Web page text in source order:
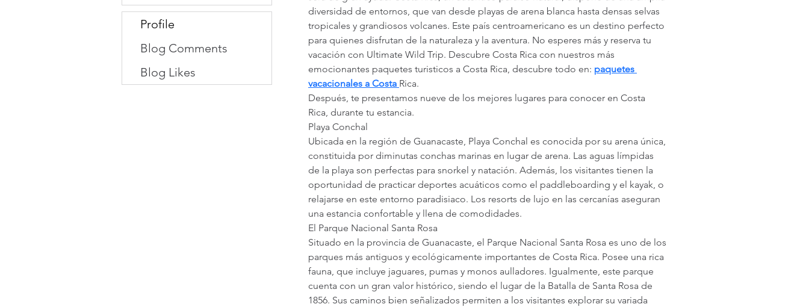
diversidad de entornos, que van desde playas de arena blanca hasta densas selvas
tropicales y grandiosos volcanes. Este país centroamericano es un destino perfecto
para quienes disfrutan de la naturaleza y la aventura. No esperes más y reserva tu
vacación con Ultimate Wild Trip. Descubre Costa Rica con nuestros más
emocionantes paquetes turisticos a Costa Rica, descubre todo en: paquetes
vacacionales a Costa Rica.
Después, te presentamos nueve de los mejores lugares para conocer en Costa
Rica, durante tu estancia.
Playa Conchal
Ubicada en la región de Guanacaste, Playa Conchal es conocida por su arena única,
constituida por diminutas conchas marinas en lugar de arena. Las aguas límpidas
de la playa son perfectas para snorkel y natación. Además, los visitantes tienen la
oportunidad de practicar deportes acuáticos como el paddleboarding y el kayak, o
relajarse en este entorno paradisiaco. Los resorts de lujo en las cercanías aseguran
una estancia confortable y llena de comodidades.
El Parque Nacional Santa Rosa
Situado en la provincia de Guanacaste, el Parque Nacional Santa Rosa es uno de los
parques más antiguos y ecológicamente importantes de Costa Rica. Posee una rica
fauna, que incluye jaguares, pumas y monos aulladores. Igualmente, este parque
cuenta con un gran valor histórico, siendo el lugar de la Batalla de Santa Rosa de
1856. Sus caminos bien señalizados permiten a los visitantes explorar su variada
Profile
Blog Comments
Blog Likes